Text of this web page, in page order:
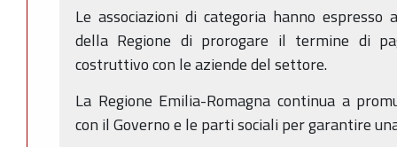
Le associazioni di categoria hanno espresso
della Regione di prorogare il termine di
costruttivo con le aziende del settore.
La Regione Emilia-Romagna continua a
con il Governo e le parti sociali per garantire